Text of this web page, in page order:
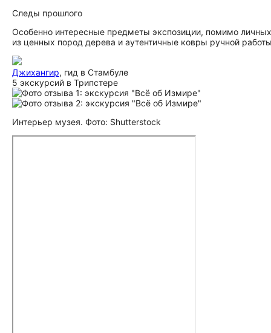
Следы прошлого
Особенно интересные предметы экспозиции, помимо
из ценных пород дерева и аутентичные ковры ручной
Джихангир, гид в Стамбуле
5 экскурсий в Трипстере
Интерьер музея. Фото: Shutterstock